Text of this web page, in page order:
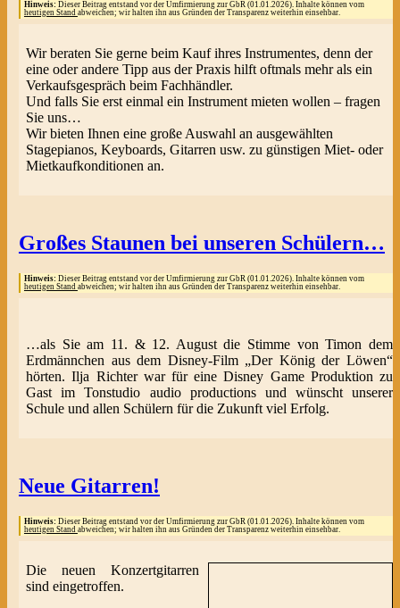
Hinweis: Dieser Beitrag entstand vor der Umfirmierung zur GbR (01.01.2026). Inhalte können vom
heutigen Stand abweichen; wir halten ihn aus Gründen der Transparenz weiterhin einsehbar.
Wir beraten Sie gerne beim Kauf ihres Instrumentes, denn der
eine oder andere Tipp aus der Praxis hilft oftmals mehr als ein
Verkaufsgespräch beim Fachhändler.
Und falls Sie erst einmal ein Instrument mieten wollen – fragen
Sie uns…
Wir bieten Ihnen eine große Auswahl an ausgewählten
Stagepianos, Keyboards, Gitarren usw. zu günstigen Miet- oder
Mietkaufkonditionen an.
Großes Staunen bei unseren Schülern…
Hinweis: Dieser Beitrag entstand vor der Umfirmierung zur GbR (01.01.2026). Inhalte können vom
heutigen Stand abweichen; wir halten ihn aus Gründen der Transparenz weiterhin einsehbar.
…als Sie am 11. & 12. August die Stimme von Timon dem
Erdmännchen aus dem Disney-Film „Der König der Löwen“
hörten. Ilja Richter war für eine Disney Game Produktion zu
Gast im Tonstudio audio productions und wünscht unserer
Schule und allen Schülern für die Zukunft viel Erfolg.
Neue Gitarren!
Hinweis: Dieser Beitrag entstand vor der Umfirmierung zur GbR (01.01.2026). Inhalte können vom
heutigen Stand abweichen; wir halten ihn aus Gründen der Transparenz weiterhin einsehbar.
Die neuen Konzertgitarren
sind eingetroffen.